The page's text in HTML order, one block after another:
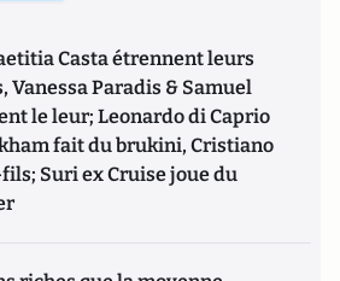
Casta étrennent leurs
Vanessa Paradis & Samuel
le leur; Leonardo di Caprio
fait du brukini, Cristiano
Suri ex Cruise joue du